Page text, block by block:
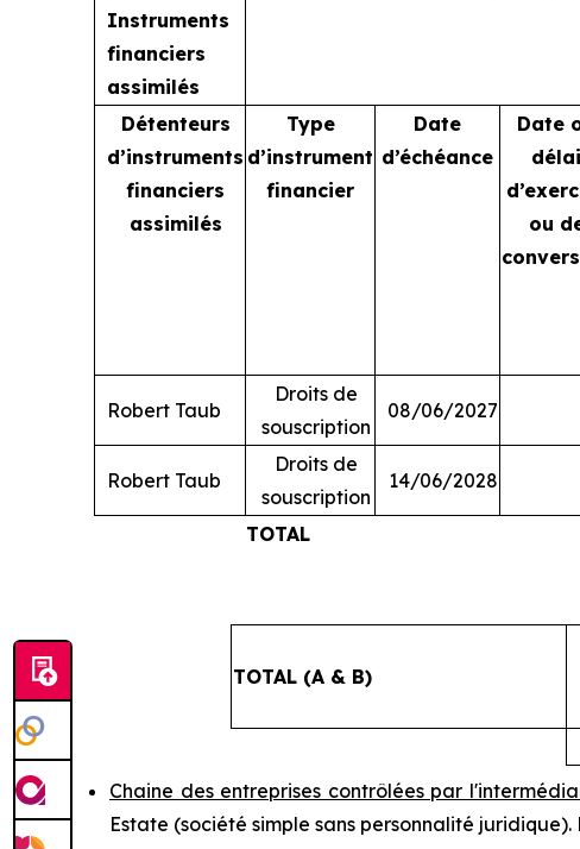
Instruments
financiers
assimilés
Détenteurs
d’instruments
financiers
assimilés
Type
d’instrument
financier
Date
d’échéance
Date
délai
ou
Robert Taub
Droits de
souscription
08/06/2027
Robert Taub
Droits de
souscription
14/06/2028
TOTAL
TOTAL (A & B)
Chaine des entreprises contrôlées par
Estate (société simple sans personnalité